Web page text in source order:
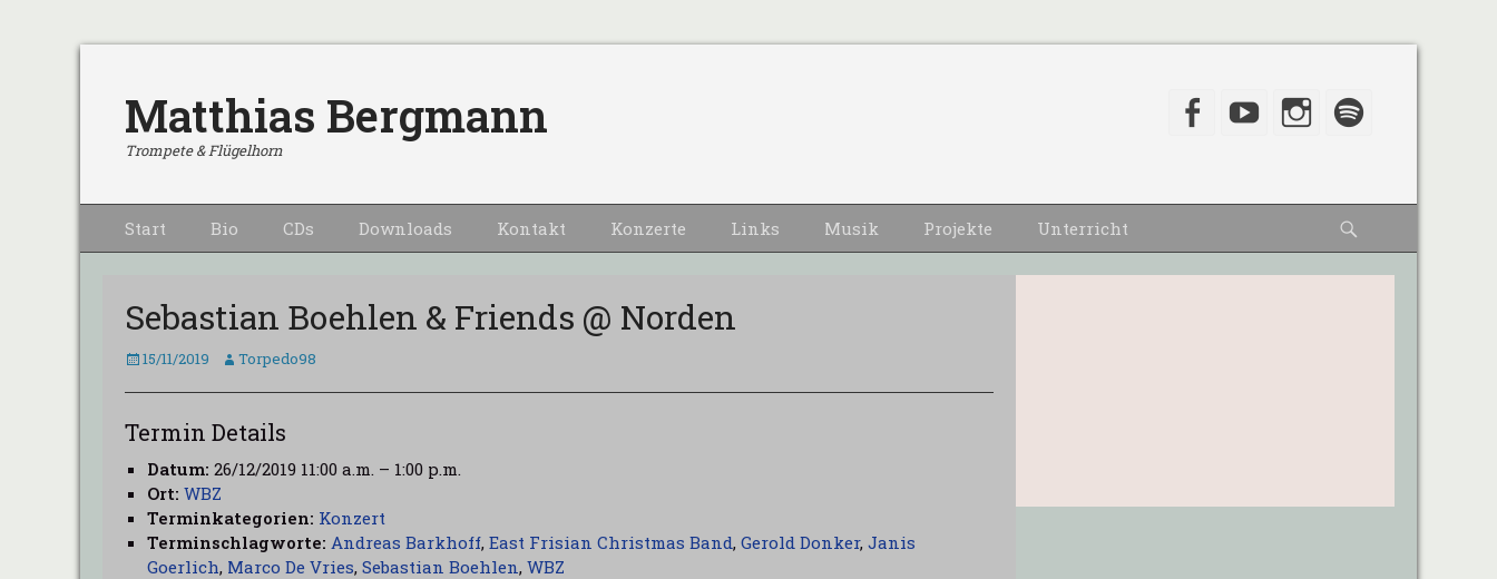
Matthias Bergmann
Trompete & Flügelhorn
Facebook
YouTubeInstagram
Primärmenu
zum
Start Bio CDs Downloads Kontakt Konzerte Links Musik Projekte Unterricht
Sebastian Boehlen & Friends @ Norden
Veröffentlicht
15/11/2019 Autor
Torpedo98
Termin Details
Datum: 26/12/2019 11:00 a.m. – 1:00 p.m.
Ort: WBZ
Terminkategorien: Konzert
Terminschlagworte: Andreas Barkhoff, East Frisian Christmas Band, Gerold Donker, Janis
Goerlich, Marco De Vries, Sebastian Boehlen, WBZ